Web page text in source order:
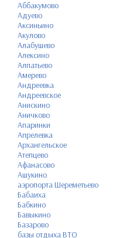
Аббакумово
Адуево
Аксиньино
Акулово
Алабушево
Алексино
Алпатьево
Амерево
Андреевка
Андреевское
Анискино
Аничково
Апаринки
Апрелевка
Архангельское
Атепцево
Афанасово
Ашукино
аэропорта Шереметьево
Бабаиха
Бабкино
Бавыкино
Базарово
базы отдыха ВТО